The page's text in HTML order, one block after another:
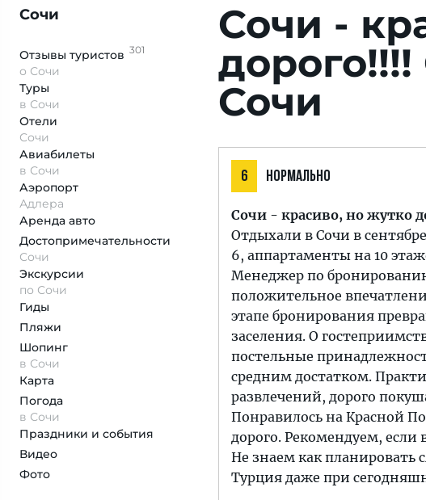
Сочи
Отзывы туристов 301
о Сочи
Туры
в Сочи
Отели
Сочи
Авиабилеты
в Сочи
Аэропорт
Адлера
Аренда авто
Достопримеча­тельности
Сочи
Экскурсии
по Сочи
Гиды
Пляжи
Шопинг
в Сочи
Карта
Погода
в Сочи
Праздники и события
Видео
Фото
Сочи -
дорого!!!!
Сочи
6 НОРМАЛЬНО
Сочи - красиво, но жутко
Отдыхали в Сочи в
6, аппартаменты на 10
Менеджер по
положительное
этапе бронирования
заселения. О
постельные
средним достатком.
развлечений, дорого
Понравилось на Красной
дорого. Рекомендуем, если
Не знаем как планировать
Турция даже при